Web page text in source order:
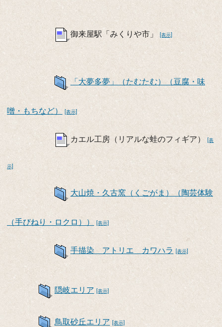
御来屋駅「みくりや市」 [表示]
「大夢多夢」（たむたむ）（豆腐・味
噌・もちなど） [表示]
カエル工房（リアルな蛙のフィギア） [表
示]
大山焼・久古窯（くごがま）（陶芸体験
（手びねり・ロクロ）） [表示]
手描染 アトリエ カワハラ [表示]
隠岐エリア [表示]
鳥取砂丘エリア [表示]